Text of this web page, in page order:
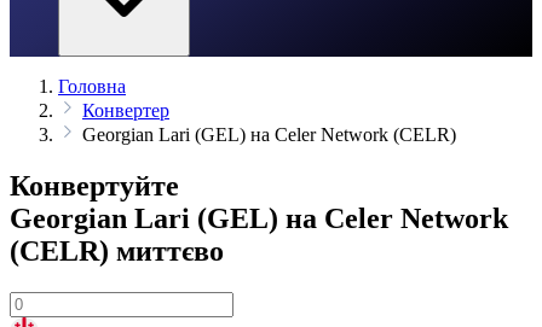
Головна
Конвертер
Georgian Lari (GEL) на Celer Network (CELR)
Конвертуйте
Georgian Lari (GEL) на Celer Network
(CELR) миттєво